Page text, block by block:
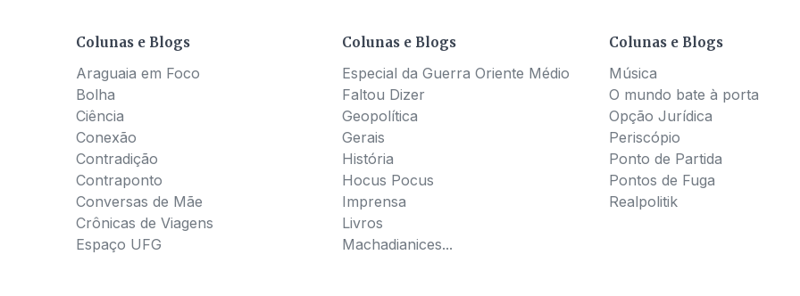
Colunas e Blogs
Araguaia em Foco
Bolha
Ciência
Conexão
Contradição
Contraponto
Conversas de Mãe
Crônicas de Viagens
Espaço UFG
Colunas e Blogs
Especial da Guerra Oriente Médio
Faltou Dizer
Geopolítica
Gerais
História
Hocus Pocus
Imprensa
Livros
Machadianices...
Colunas e Blogs
Música
O mundo bate à porta
Opção Jurídica
Periscópio
Ponto de Partida
Pontos de Fuga
Realpolitik